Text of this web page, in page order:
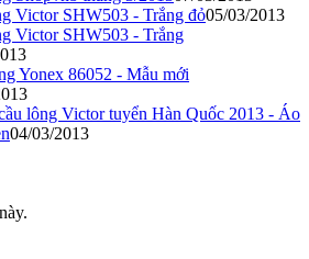
Victor SHW503 - Trắng đỏ05/03/2013
Victor SHW503 - Trắng
Yonex 86052 - Mẫu mới
lông Victor tuyển Hàn Quốc 2013 - Áo
04/03/2013